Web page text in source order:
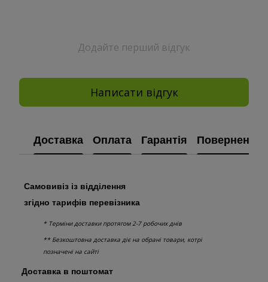
Додайте перший відгук
Написати відгук
Доставка Оплата Гарантія Повернення
Самовивіз із відділення
згідно тарифів перевізника
* Терміни доставки протягом 2-7 робочих днів
** Безкоштовна доставка діє на обрані товари, котрі
позначені на сайті
Доставка в поштомат